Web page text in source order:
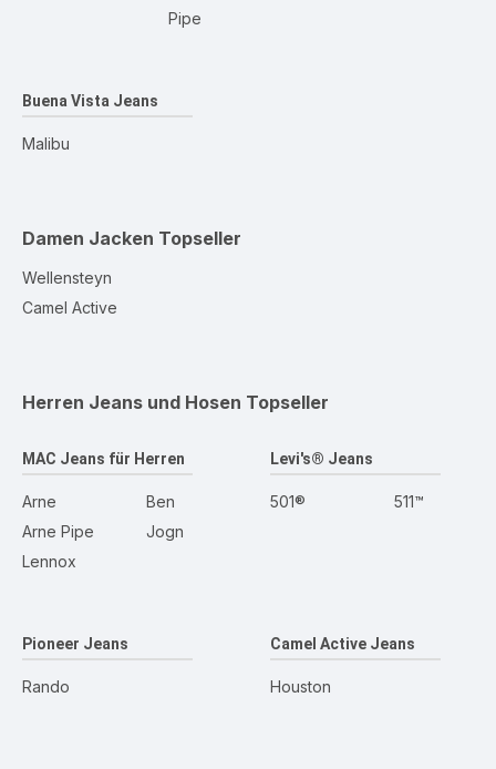
Pipe
Buena Vista Jeans
Malibu
Damen Jacken Topseller
Wellensteyn
Camel Active
Herren Jeans und Hosen Topseller
MAC Jeans für Herren
Arne
Arne Pipe
Lennox
Ben
Jogn
Levi's® Jeans
501® 511™
Pioneer Jeans
Rando
Camel Active Jeans
Houston